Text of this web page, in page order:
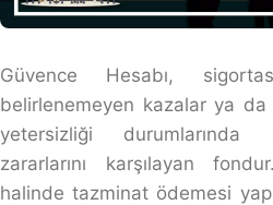
Güvence Hesabı,
belirlenemeyen kazalar ya
yetersizliği durumlarında
zararlarını karşılayan
halinde tazminat ödemesi